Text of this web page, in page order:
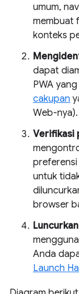
umum,
membuat
konteks
dapat
PWA
cakupan
Web-nya).
Verifikasi
preferensi
untuk
browser
Anda
Launch